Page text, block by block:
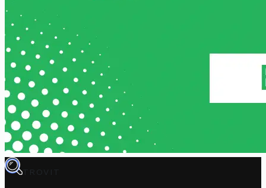
TROVIT